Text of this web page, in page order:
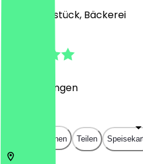
Café, Frühstück, Bäckerei
Bewertungen
In App öffnen Teilen